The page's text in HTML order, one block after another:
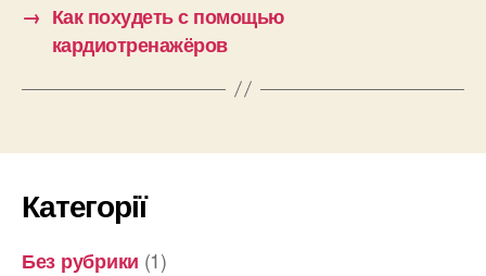
→ Как похудеть с помощью
кардиотренажёров
Категорії
Без рубрики (1)